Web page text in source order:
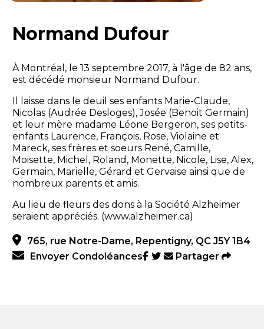
Normand Dufour
À Montréal, le 13 septembre 2017, à l'âge de 82 ans,
est décédé monsieur Normand Dufour.
Il laisse dans le deuil ses enfants Marie-Claude,
Nicolas (Audrée Desloges), Josée (Benoit Germain)
et leur mère madame Léone Bergeron, ses petits-
enfants Laurence, François, Rose, Violaine et
Mareck, ses frères et soeurs René, Camille,
Moisette, Michel, Roland, Monette, Nicole, Lise, Alex,
Germain, Marielle, Gérard et Gervaise ainsi que de
nombreux parents et amis.
Au lieu de fleurs des dons à la Société Alzheimer
seraient appréciés. (www.alzheimer.ca)
765, rue Notre-Dame, Repentigny, QC J5Y 1B4
Envoyer Condoléances
Partager